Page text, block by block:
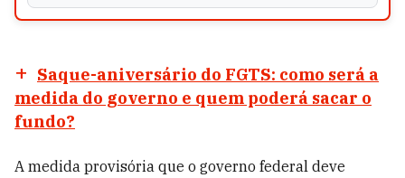
Saque-aniversário do FGTS: como será a
medida do governo e quem poderá sacar o
fundo?
A medida provisória que o governo federal deve